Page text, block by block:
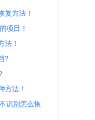
复方法！
项目！
法！
?
方法！
识别怎么恢